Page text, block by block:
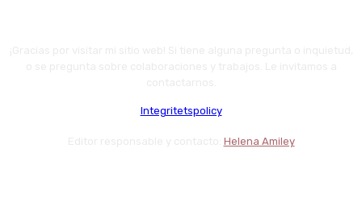
Integritetspolicy
Helena Amiley